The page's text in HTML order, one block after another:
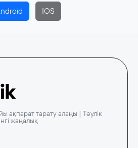
IOS
ақпарат тарату алаңы | Тәулік
жаңалық